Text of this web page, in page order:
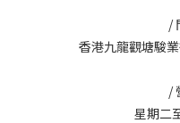
/
香港九龍觀塘駿
/
星期二